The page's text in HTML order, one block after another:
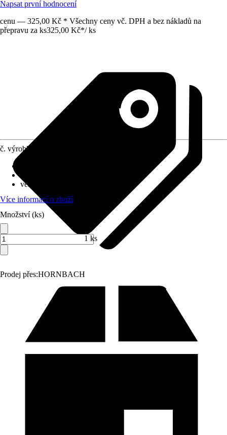
Napsat první hodnocení
cenu — 325,00 Kč * Všechny ceny vč. DPH a bez nákladů na
přepravu za ks325,00 Kč*/ ks
Prodej přes:HORNBACH
č. výrobku
velikost upínacích čelistí
Více informací o zboží
Množství (ks)
1 ks